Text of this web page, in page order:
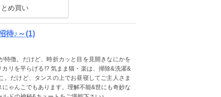
め買い
待♪～(1)
特徴。だけど、時折カッと目を見開きなにかを
リを平らげる!? 気まま猫・楽は、掃除&洗濯&
だけど、タンスの上でお昼寝してご主人さま
ゃんこでもあります。理解不能&世にも奇妙な